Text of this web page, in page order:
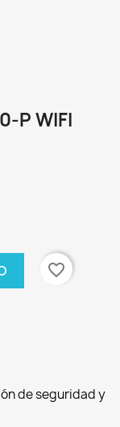
P WIFI
favorite_border
de seguridad y